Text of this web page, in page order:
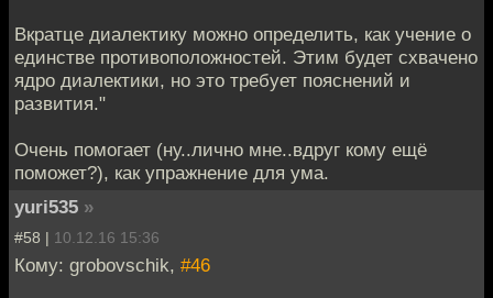
Вкратце диалектику можно определить, как учение о
единстве противоположностей. Этим будет схвачено
ядро диалектики, но это требует пояснений и
развития."
Очень помогает (ну..лично мне..вдруг кому ещё
поможет?), как упражнение для ума.
yuri535 »
#58 | 10.12.16 15:36
Кому: grobovschik, #46